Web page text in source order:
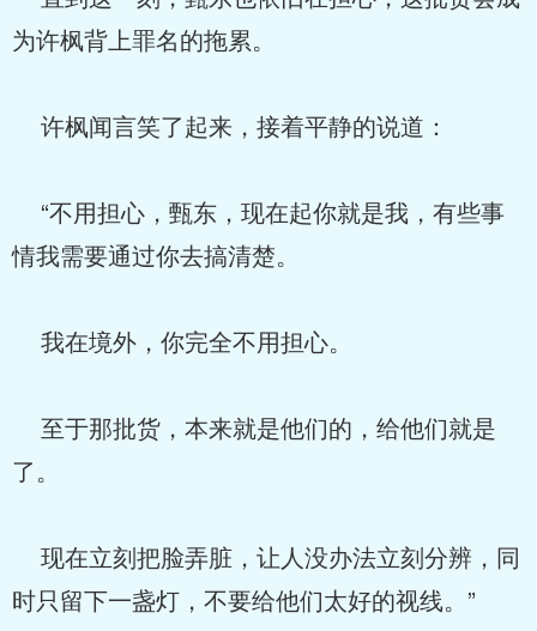
为许枫背上罪名的拖累。
许枫闻言笑了起来，接着平静的说道：
“不用担心，甄东，现在起你就是我，有些事
情我需要通过你去搞清楚。
我在境外，你完全不用担心。
至于那批货，本来就是他们的，给他们就是
了。
现在立刻把脸弄脏，让人没办法立刻分辨，同
时只留下一盏灯，不要给他们太好的视线。”